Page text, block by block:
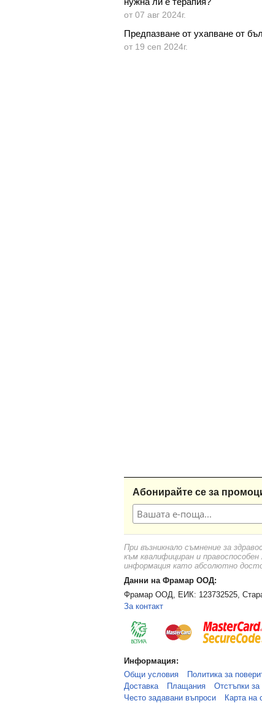
от 07 авг 2024г.
Предпазване от ухапване от
от 19 сеп 2024г.
Абонирайте се за
При възникнало съмнение за
към квалифициран и
информация като абсолютно
Данни на Фрамар ООД:
Фрамар ООД, ЕИК: 123732525,
За контакт
Информация:
Общи условия
Политика за
Доставка
Плащания Отстъпки за
Често задавани въпроси
Карта на